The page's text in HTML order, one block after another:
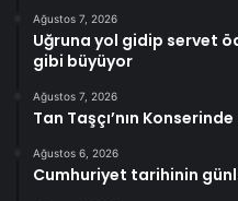
Ağustos 7, 2026
Uğruna yol gidip servet
gibi büyüyor
Ağustos 7, 2026
Tan Taşçı’nın
Ağustos 6, 2026
Cumhuriyet tarihinin